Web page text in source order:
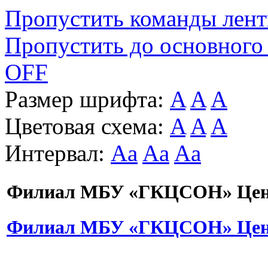
Пропустить команды
Пропустить до основного
OFF
Размер шрифта: A A A
Цветовая схема: A A A
Интервал: Aa Aa Aa
Филиал МБУ «ГКЦСОН»
Филиал МБУ «ГКЦСОН»